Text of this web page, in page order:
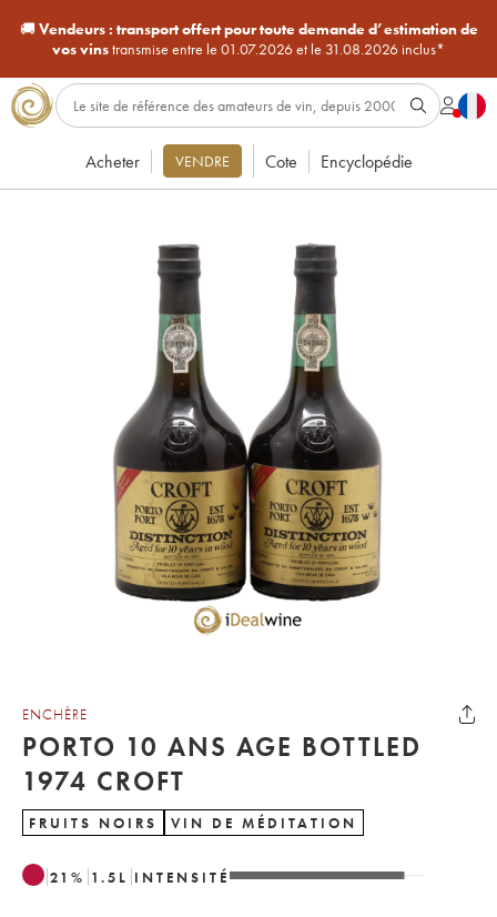
🚚Vendeurs : transport offert pour toute demande d’estimation de
vos vinstransmise entre le 01.07.2026 et le 31.08.2026 inclus*
Acheter VENDRE Cote Encyclopédie
ENCHÈRE
PORTO 10 ANS AGE BOTTLED
1974 CROFT
FRUITS NOIRS VIN DE MÉDITATION
21 % 1.5 L INTENSITÉ